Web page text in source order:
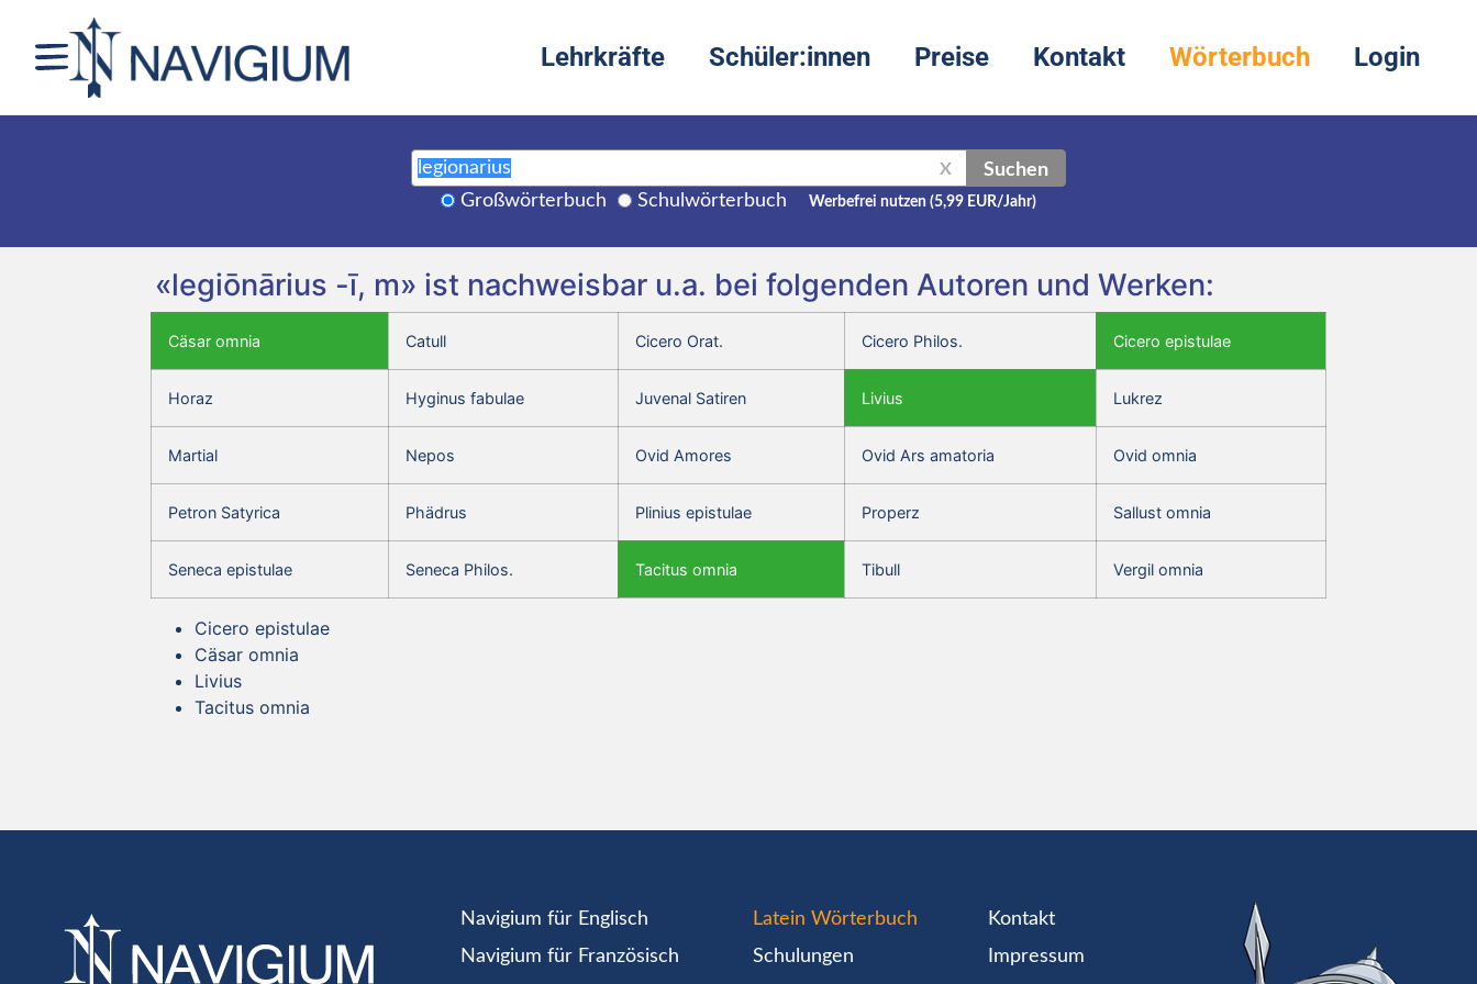
Lehrkräfte Schüler:innen Preise Kontakt Wörterbuch Login
X Suchen
Großwörterbuch Schulwörterbuch Werbefrei nutzen (5,99 EUR/Jahr)
«legiōnārius -ī, m» ist nachweisbar u.a. bei folgenden Autoren und Werken:
Cäsar omnia Catull Cicero Orat. Cicero Philos. Cicero epistulae
Horaz Hyginus fabulae Juvenal Satiren Livius Lukrez
Martial Nepos Ovid Amores Ovid Ars amatoria Ovid omnia
Petron Satyrica Phädrus Plinius epistulae Properz Sallust omnia
Seneca epistulae Seneca Philos. Tacitus omnia Tibull Vergil omnia
Cicero epistulae
Cäsar omnia
Livius
Tacitus omnia
Navigium für Englisch
Navigium für Französisch
Latein Wörterbuch
Schulungen
Kontakt
Impressum